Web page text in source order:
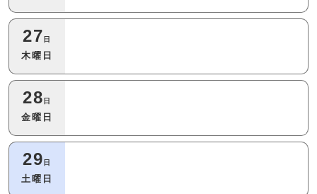
27 日
木曜日
28 日
金曜日
29 日
土曜日